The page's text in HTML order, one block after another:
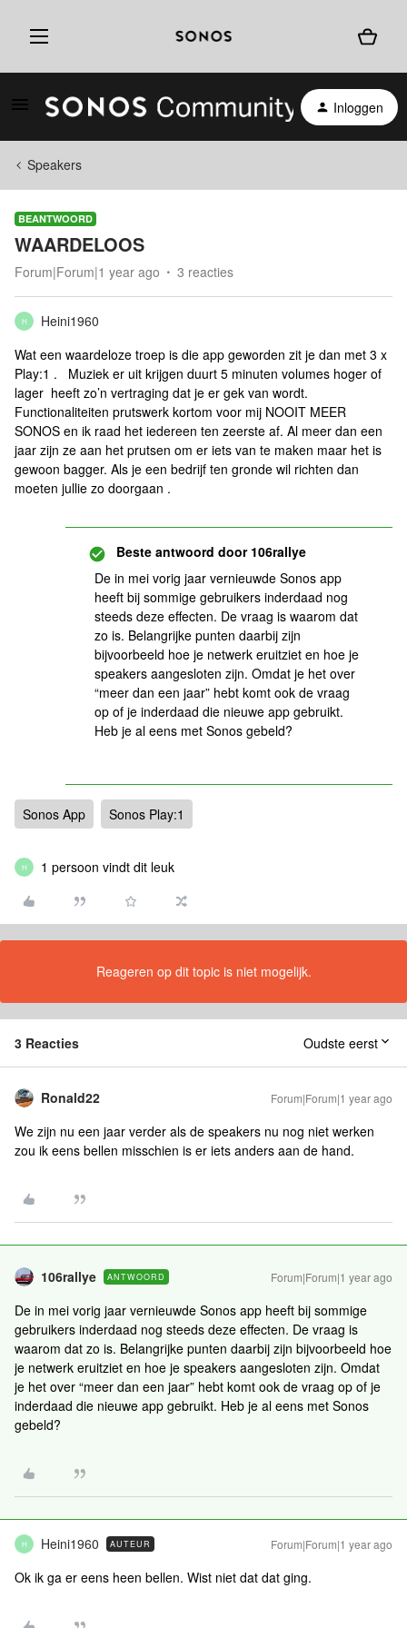
Inloggen
Speakers
BEANTWOORD
WAARDELOOS
Forum|Forum|1 year ago 3 reacties
H
Heini1960
Wat een waardeloze troep is die app geworden zit je dan met 3 x
Play:1 . Muziek er uit krijgen duurt 5 minuten volumes hoger of
lager heeft zo’n vertraging dat je er gek van wordt.
Functionaliteiten prutswerk kortom voor mij NOOIT MEER
SONOS en ik raad het iedereen ten zeerste af. Al meer dan een
jaar zijn ze aan het prutsen om er iets van te maken maar het is
gewoon bagger. Als je een bedrijf ten gronde wil richten dan
moeten jullie zo doorgaan .
Beste antwoord door106rallye
De in mei vorig jaar vernieuwde Sonos app
heeft bij sommige gebruikers inderdaad nog
steeds deze effecten. De vraag is waarom dat
zo is. Belangrijke punten daarbij zijn
bijvoorbeeld hoe je netwerk eruitziet en hoe je
speakers aangesloten zijn. Omdat je het over
“meer dan een jaar” hebt komt ook de vraag
op of je inderdaad die nieuwe app gebruikt.
Heb je al eens met Sonos gebeld?
Sonos App Sonos Play:1
H 1 persoon vindt dit leuk
Reageren op dit topic is niet mogelijk.
3 Reacties Oudste eerst
Ronald22 Forum|Forum|1 year ago
We zijn nu een jaar verder als de speakers nu nog niet werken
zou ik eens bellen misschien is er iets anders aan de hand.
106rallye ANTWOORD Forum|Forum|1 year ago
De in mei vorig jaar vernieuwde Sonos app heeft bij sommige
gebruikers inderdaad nog steeds deze effecten. De vraag is
waarom dat zo is. Belangrijke punten daarbij zijn bijvoorbeeld hoe
je netwerk eruitziet en hoe je speakers aangesloten zijn. Omdat
je het over “meer dan een jaar” hebt komt ook de vraag op of je
inderdaad die nieuwe app gebruikt. Heb je al eens met Sonos
gebeld?
H Heini1960 AUTEUR Forum|Forum|1 year ago
Ok ik ga er eens heen bellen. Wist niet dat dat ging.